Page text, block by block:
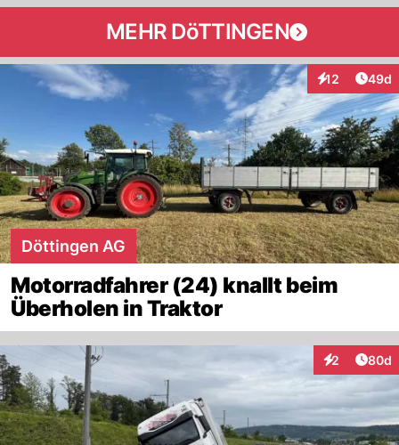
MEHR DöTTINGEN
12
Interaktionen
49d
Döttingen AG
Motorradfahrer (24) knallt beim
Überholen in Traktor
2
Interaktionen
80d